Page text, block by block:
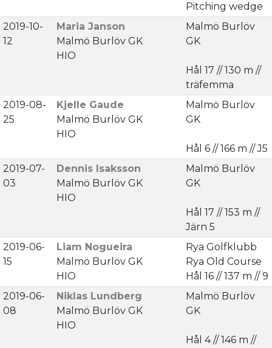
Pitching wedge
2019-10-
12
Maria Janson
Malmö Burlöv GK
HIO
Malmö Burlöv
GK
Hål 17 // 130 m //
träfemma
2019-08-
25
Kjelle Gaude
Malmö Burlöv GK
HIO
Malmö Burlöv
GK
Hål 6 // 166 m // J5
2019-07-
03
Dennis Isaksson
Malmö Burlöv GK
HIO
Malmö Burlöv
GK
Hål 17 // 153 m //
Järn 5
2019-06-
15
Liam Nogueira
Malmö Burlöv GK
HIO
Rya Golfklubb
Rya Old Course
Hål 16 // 137 m // 9
2019-06-
08
Niklas Lundberg
Malmö Burlöv GK
HIO
Malmö Burlöv
GK
Hål 4 // 146 m //